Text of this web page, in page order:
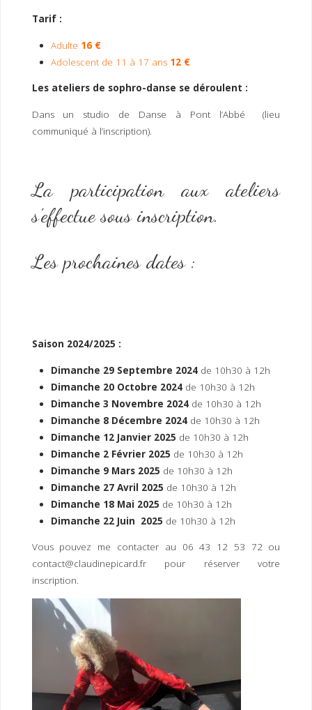
Tarif :
Adulte 16 €
Adolescent de 11 à 17 ans 12 €
Les ateliers de sophro-danse se déroulent :
Dans un studio de Danse à Pont l’Abbé (lieu
communiqué à l’inscription).
La participation aux ateliers
s’effectue sous inscription.
Les prochaines dates :
Saison 2024/2025 :
Dimanche 29 Septembre 2024de 10h30 à 12h
Dimanche 20 Octobre 2024de 10h30 à 12h
Dimanche 3 Novembre 2024de 10h30 à 12h
Dimanche 8 Décembre 2024de 10h30 à 12h
Dimanche 12 Janvier 2025 de 10h30 à 12h
Dimanche 2 Février 2025 de 10h30 à 12h
Dimanche 9 Mars 2025 de 10h30 à 12h
Dimanche 27 Avril 2025 de 10h30 à 12h
Dimanche 18 Mai 2025 de 10h30 à 12h
Dimanche 22 Juin 2025 de 10h30 à 12h
Vous pouvez me contacter au 06 43 12 53 72 ou
contact@claudinepicard.fr pour réserver votre
inscription.